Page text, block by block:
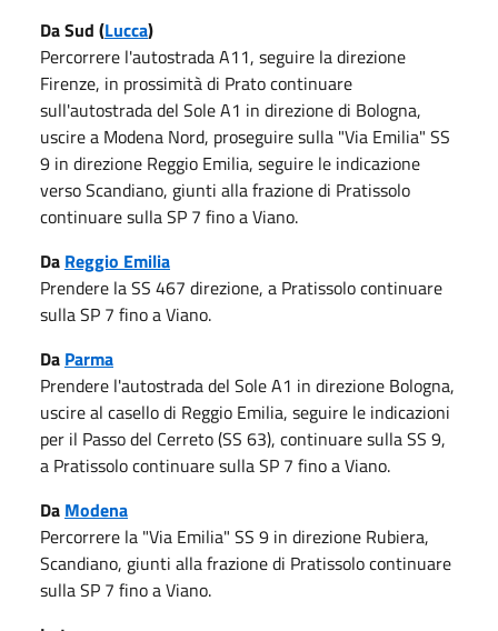
Da Sud (Lucca)
Percorrere l'autostrada A11, seguire la direzione
Firenze, in prossimità di Prato continuare
sull'autostrada del Sole A1 in direzione di Bologna,
uscire a Modena Nord, proseguire sulla "Via Emilia" SS
9 in direzione Reggio Emilia, seguire le indicazione
verso Scandiano, giunti alla frazione di Pratissolo
continuare sulla SP 7 fino a Viano.
Da Reggio Emilia
Prendere la SS 467 direzione, a Pratissolo continuare
sulla SP 7 fino a Viano.
Da Parma
Prendere l'autostrada del Sole A1 in direzione Bologna,
uscire al casello di Reggio Emilia, seguire le indicazioni
per il Passo del Cerreto (SS 63), continuare sulla SS 9,
a Pratissolo continuare sulla SP 7 fino a Viano.
Da Modena
Percorrere la "Via Emilia" SS 9 in direzione Rubiera,
Scandiano, giunti alla frazione di Pratissolo continuare
sulla SP 7 fino a Viano.